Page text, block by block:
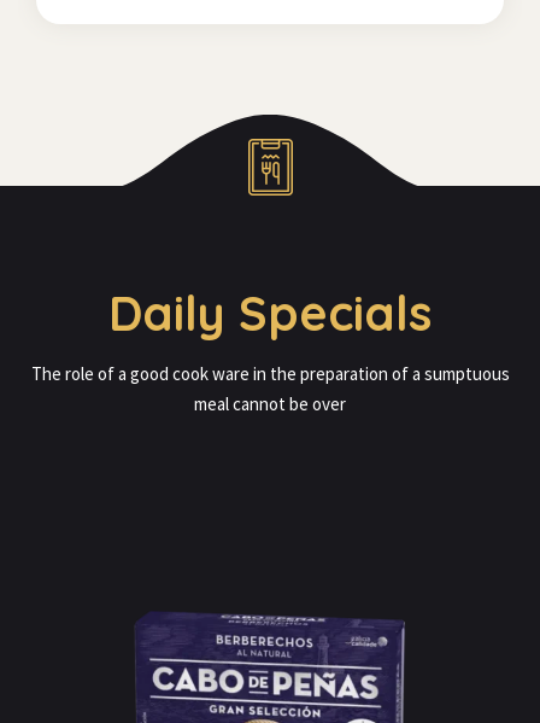
Daily Specials
The role of a good cook ware in the preparation of a sumptuous
meal cannot be over